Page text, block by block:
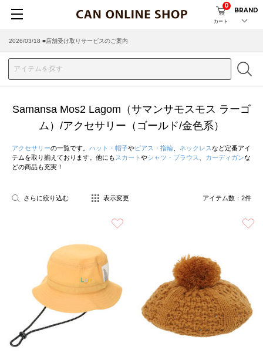
カート
0
BRAND
2026/03/18 ■店舗受け取りサービスのご案内
Samansa Mos2 Lagom（サマンサモスモス ラーゴ
ム）/アクセサリー（ゴールド/金色系）
アクセサリーの一覧です。 ハット・帽子やピアス・指輪 ネックレスなど定番アイ
テムを取り揃えております。他にも スカート やシャツ・ブラウス カーディガンな
どの商品も充実！
さらに絞り込む 表示変更 アイテム数： 2件